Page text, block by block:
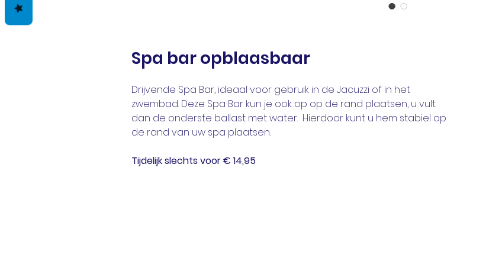
Spa bar opblaasbaar
Drijvende Spa Bar, ideaal voor gebruik in de Jacuzzi of in het
zwembad. Deze Spa Bar kun je ook op op de rand plaatsen, u vult
dan de onderste ballast met water. Hierdoor kunt u hem stabiel op
de rand van uw spa plaatsen.
Tijdelijk slechts voor € 14,95